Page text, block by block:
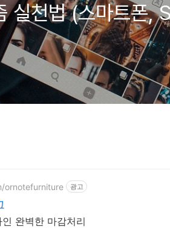
실천법 (스마트폰,
ornotefurniture 광고
완벽한 마감처리